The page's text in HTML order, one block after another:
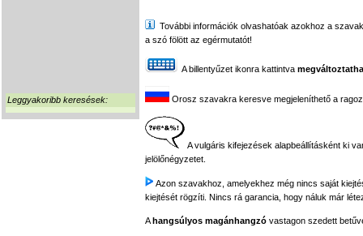
Leggyakoribb keresések:
További információk olvashatóak azokhoz a
a szó fölött az egérmutatót!
A billentyűzet ikonra kattintva
Orosz szavakra keresve megjeleníthető a
A vulgáris kifejezések alapbeállításként ki
jelölőnégyzetet.
Azon szavakhoz, amelyekhez még nincs saját
kiejtését rögzíti. Nincs rá garancia, hogy náluk már
Ahangsúlyos magánhangzó vastagon szedett